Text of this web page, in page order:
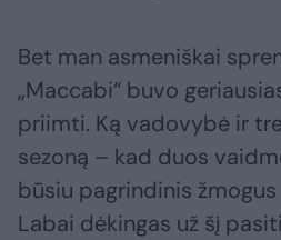
Bet man asmeniškai
„Maccabi“ buvo
priimti. Ką vadovybė ir
sezoną – kad duos
būsiu pagrindinis
Labai dėkingas už šį